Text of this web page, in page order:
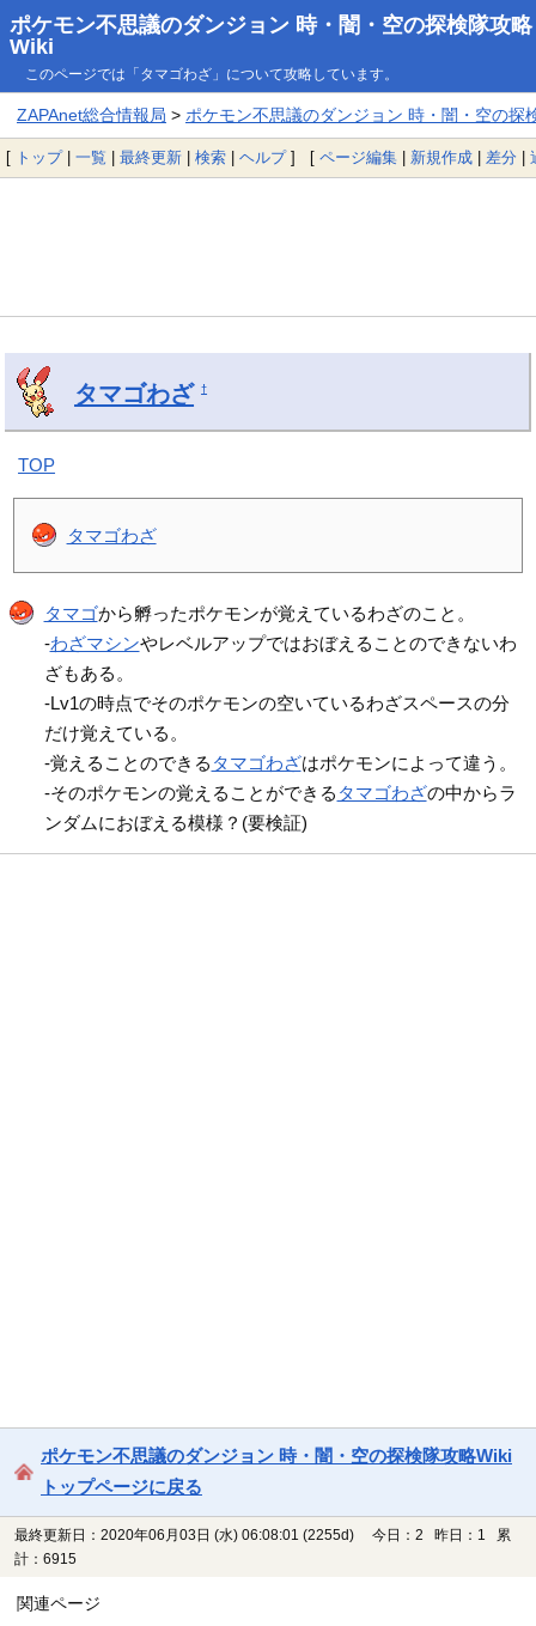
ポケモン不思議のダンジョン 時・闇・空の探検隊攻略
Wiki
このページでは「タマゴわざ」について攻略しています。
ZAPAnet総合情報局 > ポケモン不思議のダンジョン 時・闇・空の探
[ トップ| 一覧 | 最終更新 | 検索 | ヘルプ] [ ページ編集 | 新規作成 | 差分 |
タマゴわざ †
TOP
タマゴわざ
タマゴから孵ったポケモンが覚えているわざのこと。
-わざマシンやレベルアップではおぼえることのできないわ
ざもある。
-Lv1の時点でそのポケモンの空いているわざスペースの分
だけ覚えている。
-覚えることのできる タマゴわざはポケモンによって違う。
-そのポケモンの覚えることができる タマゴわざの中からラ
ンダムにおぼえる模様？(要検証)
ポケモン不思議のダンジョン 時・闇・空の探検隊攻略Wiki
トップページに戻る
最終更新日：2020年06月03日 (水) 06:08:01 (2255d)
今日：2 昨日：1 累
計：6915
関連ページ